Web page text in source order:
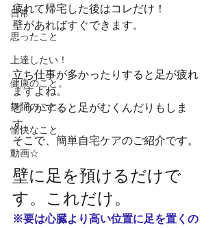
日常
思ったこと
上達したい！
健康のこと。
舞踊のこと。
愉快なこと
動画☆
疲れて帰宅した後はコレだけ！
壁があればすぐできます。
立ち仕事が多かったりすると足が疲れ
ますよね。
どうかすると足がむくんだりもしま
す。
そこで、簡単自宅ケアのご紹介です。
壁に足を預けるだけで
す。これだけ。
※要は心臓より高い位置に足を置くの